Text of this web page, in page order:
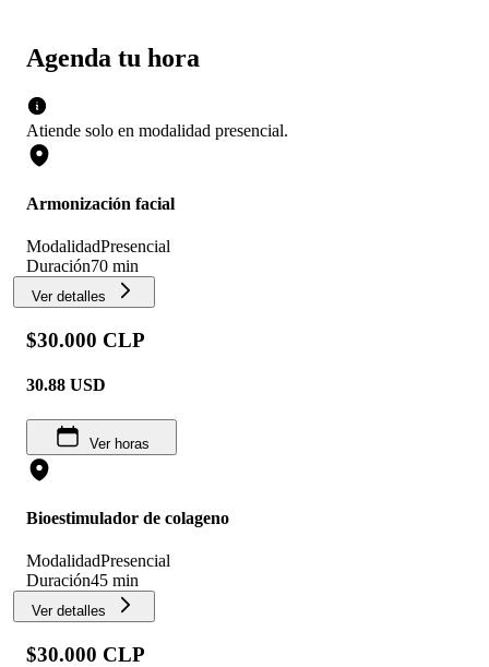
Agenda tu hora
Atiende solo en modalidad presencial.
Armonización facial
ModalidadPresencial
Duración70 min
Ver detalles
$30.000 CLP
30.88 USD
Ver horas
Bioestimulador de colageno
ModalidadPresencial
Duración45 min
Ver detalles
$30.000 CLP